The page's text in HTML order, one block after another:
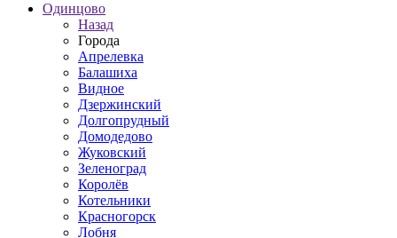
Одинцово
Назад
Города
Апрелевка
Балашиха
Видное
Дзержинский
Долгопрудный
Домодедово
Жуковский
Зеленоград
Королёв
Котельники
Красногорск
Лобня